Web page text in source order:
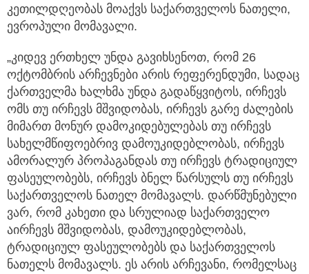
კეთილდღეობას მოაქვს საქართველოს ნათელი,
ევროპული მომავალი.
„კიდევ ერთხელ უნდა გავიხსენოთ, რომ 26
ოქტომბრის არჩევნები არის რეფერენდუმი, სადაც
ქართველმა ხალხმა უნდა გადაწყვიტოს, ირჩევს
ომს თუ ირჩევს მშვიდობას, ირჩევს გარე ძალების
მიმართ მონურ დამოკიდებულებას თუ ირჩევს
სახელმწიფოებრივ დამოუკიდებლობას, ირჩევს
ამორალურ პროპაგანდას თუ ირჩევს ტრადიციულ
ფასეულობებს, ირჩევს ბნელ წარსულს თუ ირჩევს
საქართველოს ნათელ მომავალს. დარწმუნებული
ვარ, რომ კახეთი და სრულიად საქართველო
აირჩევს მშვიდობას, დამოუკიდებლობას,
ტრადიციულ ფასეულობებს და საქართველოს
ნათელს მომავალს. ეს არის არჩევანი, რომელსაც